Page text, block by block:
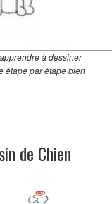
à dessiner
étape par étape bien
de Chien